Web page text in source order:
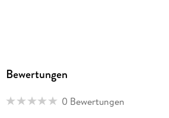
Bewertungen
0 Bewertungen